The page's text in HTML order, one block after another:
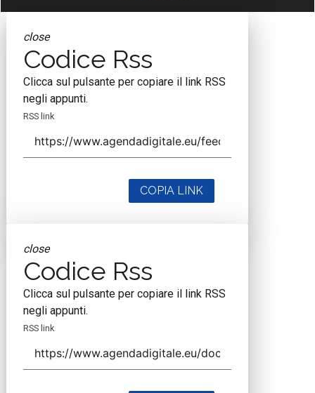
close
Codice Rss
Clicca sul pulsante per copiare il link RSS
negli appunti.
RSS link
COPIA LINK
close
Codice Rss
Clicca sul pulsante per copiare il link RSS
negli appunti.
RSS link